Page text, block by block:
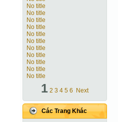
No title
No title
No title
No title
No title
No title
No title
No title
No title
No title
No title
1 2 3 4 5 6 Next
Các Trang Khác